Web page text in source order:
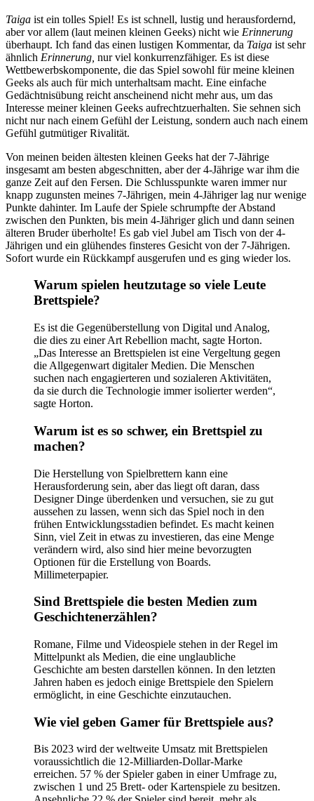
Taiga ist ein tolles Spiel! Es ist schnell, lustig und herausfordernd,
aber vor allem (laut meinen kleinen Geeks) nicht wie Erinnerung
überhaupt. Ich fand das einen lustigen Kommentar, da Taiga ist sehr
ähnlich Erinnerung, nur viel konkurrenzfähiger. Es ist diese
Wettbewerbskomponente, die das Spiel sowohl für meine kleinen
Geeks als auch für mich unterhaltsam macht. Eine einfache
Gedächtnisübung reicht anscheinend nicht mehr aus, um das
Interesse meiner kleinen Geeks aufrechtzuerhalten. Sie sehnen sich
nicht nur nach einem Gefühl der Leistung, sondern auch nach einem
Gefühl gutmütiger Rivalität.
Von meinen beiden ältesten kleinen Geeks hat der 7-Jährige
insgesamt am besten abgeschnitten, aber der 4-Jährige war ihm die
ganze Zeit auf den Fersen. Die Schlusspunkte waren immer nur
knapp zugunsten meines 7-Jährigen, mein 4-Jähriger lag nur wenige
Punkte dahinter. Im Laufe der Spiele schrumpfte der Abstand
zwischen den Punkten, bis mein 4-Jähriger glich und dann seinen
älteren Bruder überholte! Es gab viel Jubel am Tisch von der 4-
Jährigen und ein glühendes finsteres Gesicht von der 7-Jährigen.
Sofort wurde ein Rückkampf ausgerufen und es ging wieder los.
Warum spielen heutzutage so viele Leute
Brettspiele?
Es ist die Gegenüberstellung von Digital und Analog,
die dies zu einer Art Rebellion macht, sagte Horton.
„Das Interesse an Brettspielen ist eine Vergeltung gegen
die Allgegenwart digitaler Medien. Die Menschen
suchen nach engagierteren und sozialeren Aktivitäten,
da sie durch die Technologie immer isolierter werden“,
sagte Horton.
Warum ist es so schwer, ein Brettspiel zu
machen?
Die Herstellung von Spielbrettern kann eine
Herausforderung sein, aber das liegt oft daran, dass
Designer Dinge überdenken und versuchen, sie zu gut
aussehen zu lassen, wenn sich das Spiel noch in den
frühen Entwicklungsstadien befindet. Es macht keinen
Sinn, viel Zeit in etwas zu investieren, das eine Menge
verändern wird, also sind hier meine bevorzugten
Optionen für die Erstellung von Boards.
Millimeterpapier.
Sind Brettspiele die besten Medien zum
Geschichtenerzählen?
Romane, Filme und Videospiele stehen in der Regel im
Mittelpunkt als Medien, die eine unglaubliche
Geschichte am besten darstellen können. In den letzten
Jahren haben es jedoch einige Brettspiele den Spielern
ermöglicht, in eine Geschichte einzutauchen.
Wie viel geben Gamer für Brettspiele aus?
Bis 2023 wird der weltweite Umsatz mit Brettspielen
voraussichtlich die 12-Milliarden-Dollar-Marke
erreichen. 57 % der Spieler gaben in einer Umfrage zu,
zwischen 1 und 25 Brett- oder Kartenspiele zu besitzen.